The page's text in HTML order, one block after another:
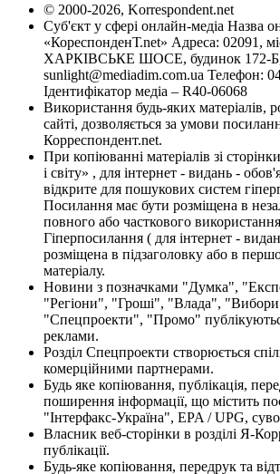
© 2000-2026, Korrespondent.net
Суб'єкт у сфері онлайн-медіа Назва
«КореспонденТ.net» Адреса: 02091,
ХАРКІВСЬКЕ ШОСЕ, будинок 172-Б,
sunlight@mediadim.com.ua Телефон:
Ідентифікатор медіа – R40-06068
Використання будь-яких матеріалів,
сайті, дозволяється за умови
Корреспондент.net.
При копіюванні матеріалів зі
і світу» , для інтернет - видань -
відкрите для пошукових систем
Посилання має бути розміщена в
повного або часткового використання
Гіперпосилання ( для інтернет -
розміщена в підзаголовку або в
матеріалу.
Новини з позначками "Думка",
"Регіони", "Гроші", "Влада",
"Спецпроекти", "Промо"
реклами.
Розділ Спецпроекти створюється
комерційними партнерами.
Будь яке копіювання, публікація,
поширення інформації, що містить
"Інтерфакс-Україна", EPA / UPG,
Власник веб-сторінки в розділі Я-
публікації.
Будь-яке копіювання, передрук та